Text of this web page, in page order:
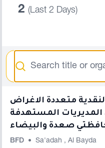
2 (Last 2 Days)
متعددة الاغراض
المستهدفة
BFD • Sa'adah , Al Bayda